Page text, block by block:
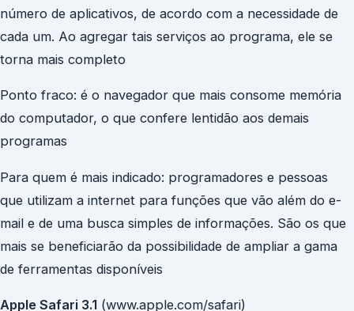
número de aplicativos, de acordo com a necessidade de
cada um. Ao agregar tais serviços ao programa, ele se
torna mais completo
Ponto fraco: é o navegador que mais consome memória
do computador, o que confere lentidão aos demais
programas
Para quem é mais indicado: programadores e pessoas
que utilizam a internet para funções que vão além do e-
mail e de uma busca simples de informações. São os que
mais se beneficiarão da possibilidade de ampliar a gama
de ferramentas disponíveis
Apple Safari 3.1 (www.apple.com/safari)